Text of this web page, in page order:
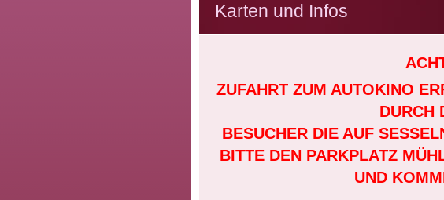
Karten und Infos
ZUFAHRT ZUM AUTOKINO
DURCH
BESUCHER DIE AUF
BITTE DEN PARKPLATZ
UND